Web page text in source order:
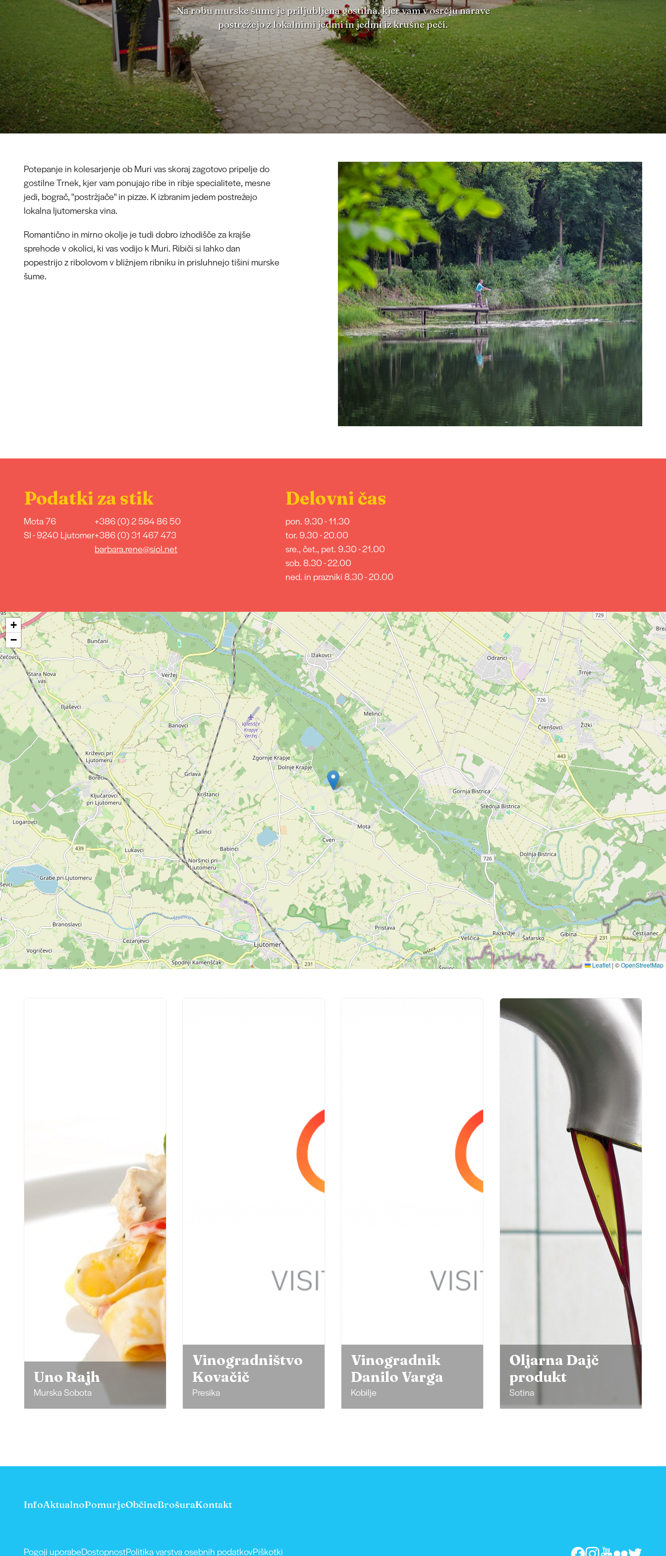
Na robu murske šume je priljubljena gostilna, kjer vam v osrčju narave
postrežejo z lokalnimi jedmi in jedmi iz krušne peči.
Potepanje in kolesarjenje ob Muri vas skoraj zagotovo pripelje do
gostilne Trnek, kjer vam ponujajo ribe in ribje specialitete, mesne
jedi, bograč, "postržjače" in pizze. K izbranim jedem postrežejo
lokalna ljutomerska vina.
Romantično in mirno okolje je tudi dobro izhodišče za krajše
sprehode v okolici, ki vas vodijo k Muri. Ribiči si lahko dan
popestrijo z ribolovom v bližnjem ribniku in prisluhnejo tišini murske
šume.
Podatki za stik
Mota 76
SI - 9240 Ljutomer
+386 (0) 2 584 86 50
+386 (0) 31 467 473
barbara.rene@siol.net
Delovni čas
pon. 9.30 - 11.30
tor. 9.30 - 20.00
sre., čet., pet. 9.30 - 21.00
sob. 8.30 - 22.00
ned. in prazniki 8.30 - 20.00
+
−
Leaflet | ©OpenStreetMap
Vinogradništvo
Kovačič
Presika
Vinogradnik
Danilo Varga
Kobilje
Oljarna Dajč
produkt
Sotina
Kavarna
Torteraj
Lendava
InfoAktualnoPomurjeObčineBrošuraKontakt
Pogoji uporabeDostopnostPolitika varstva osebnih podatkovPiškotki